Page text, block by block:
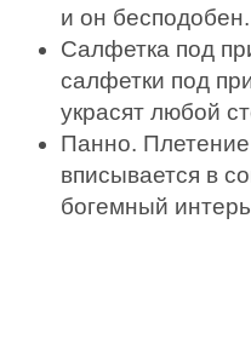
и он бесподобен.
Салфетка под
салфетки под
украсят любой
Панно.
вписывается в
богемный